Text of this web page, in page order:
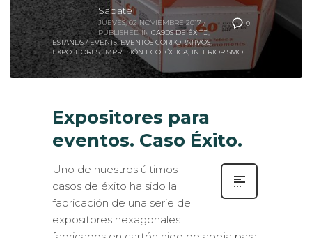
0
Sabaté
JUEVES, 02 NOVIEMBRE 2017 /
PUBLISHED IN CASOS DE ÉXITO,
ESTANDS / EVENTS,EVENTOS CORPORATIVOS,
EXPOSITORES,IMPRESIÓN ECOLÓGICA INTERIORISMO
Expositores para
eventos. Caso Éxito.
Uno de nuestros últimos
casos de éxito ha sido la
fabricación de una serie de
expositores hexagonales